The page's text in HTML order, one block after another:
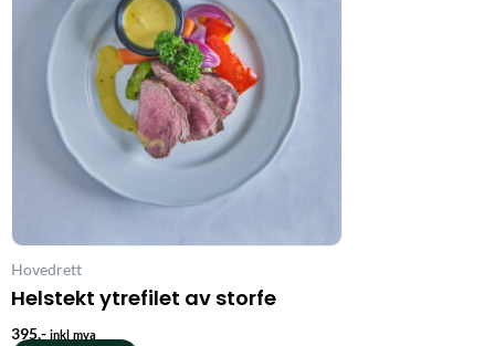
Hovedrett
Helstekt ytrefilet av storfe
395,- inkl mva